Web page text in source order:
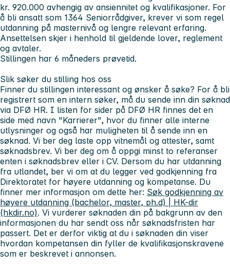
kr. 920.000 avhengig av ansiennitet og kvalifikasjoner. For
å bli ansatt som 1364 Seniorrådgiver, krever vi som regel
utdanning på masternivå og lengre relevant erfaring.
Ansettelsen skjer i henhold til gjeldende lover, reglement
og avtaler.
Stillingen har 6 måneders prøvetid.
Slik søker du stilling hos oss
Finner du stillingen interessant og ønsker å søke? For å bli
registrert som en intern søker, må du sende inn din søknad
via DFØ HR. I listen for sider på DFØ HR finnes det en
side med navn "Karrierer", hvor du finner alle interne
utlysninger og også har muligheten til å sende inn en
søknad. Vi ber deg laste opp vitnemål og attester, samt
søknadsbrev. Vi ber deg om å oppgi minst to referanser
enten i søknadsbrev eller i CV. Dersom du har utdanning
fra utlandet, ber vi om at du legger ved godkjenning fra
Direktoratet for høyere utdanning og kompetanse. Du
finner mer informasjon om dette her: Søk godkjenning av
høyere utdanning (bachelor, master, ph.d) | HK-dir
(hkdir.no). Vi vurderer søknaden din på bakgrunn av den
informasjonen du har sendt oss når søknadsfristen har
passert. Det er derfor viktig at du i søknaden din viser
hvordan kompetansen din fyller de kvalifikasjonskravene
som er beskrevet i annonsen.